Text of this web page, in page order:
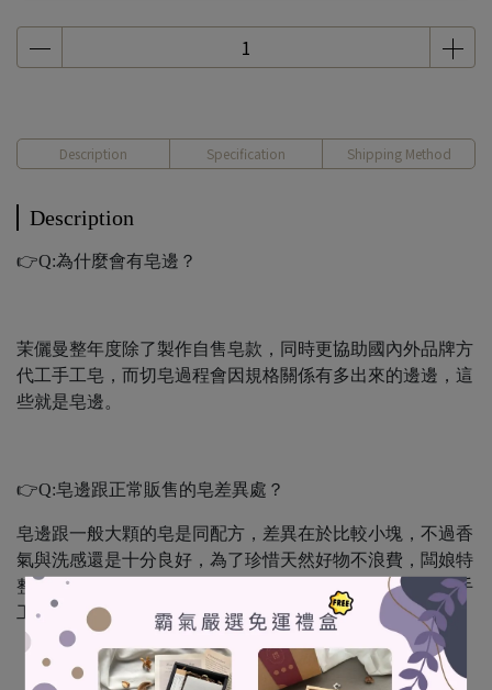
Description Specification Shipping Method
Description
👉Q:為什麼會有皂邊？
茉儷曼整年度除了製作自售皂款，同時更協助國內外品牌方
代工手工皂，而切皂過程會因規格關係有多出來的邊邊，這
些就是皂邊。
👉Q:皂邊跟正常販售的皂差異處？
皂邊跟一般大顆的皂是同配方，差異在於比較小塊，不過香
氣與洗感還是十分良好，為了珍惜天然好物不浪費，闆娘特
整理好裝袋，優先回饋給群組的朋朋們喊單，數量不多對手
工皂喜愛的朋朋們再購買喔～